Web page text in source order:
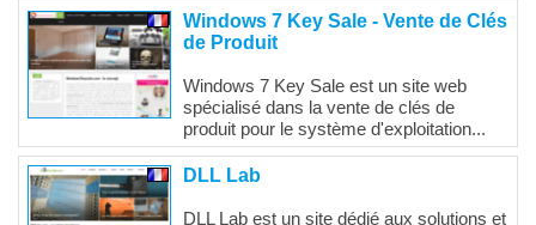
Windows 7 Key Sale - Vente de Clés
de Produit
Windows 7 Key Sale est un site web
spécialisé dans la vente de clés de
produit pour le système d'exploitation...
DLL Lab
DLL Lab est un site dédié aux solutions et